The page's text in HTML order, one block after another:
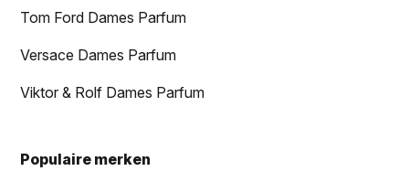
Tom Ford Dames Parfum
Versace Dames Parfum
Viktor & Rolf Dames Parfum
Populaire merken